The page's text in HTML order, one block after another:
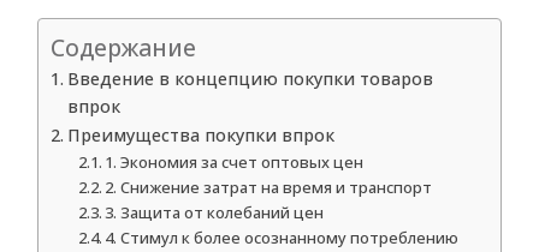
Содержание
Введение в концепцию покупки товаров
впрок
Преимущества покупки впрок
1. Экономия за счет оптовых цен
2. Снижение затрат на время и транспорт
3. Защита от колебаний цен
4. Стимул к более осознанному потреблению